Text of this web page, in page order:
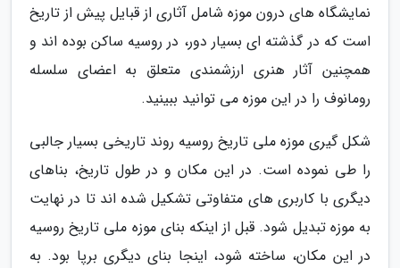
نمایشگاه های درون موزه شامل آثاری از قبایل پیش از تاریخ
است که در گذشته ای بسیار دور، در روسیه ساکن بوده اند و
همچنین آثار هنری ارزشمندی متعلق به اعضای سلسله
رومانوف را در این موزه می توانید ببینید.
شکل گیری موزه ملی تاریخ روسیه روند تاریخی بسیار جالبی
را طی نموده است. در این مکان و در طول تاریخ، بناهای
دیگری با کاربری های متفاوتی تشکیل شده اند تا در نهایت
به موزه تبدیل شود. قبل از اینکه بنای موزه ملی تاریخ روسیه
در این مکان، ساخته شود، اینجا بنای دیگری برپا بود. به